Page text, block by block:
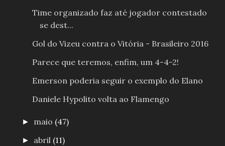
Time organizado faz até jogador contestado
se dest...
Gol do Vizeu contra o Vitória - Brasileiro 2016
Parece que teremos, enfim, um 4-4-2!
Emerson poderia seguir o exemplo do Elano
Daniele Hypolito volta ao Flamengo
► maio (47)
► abril (11)